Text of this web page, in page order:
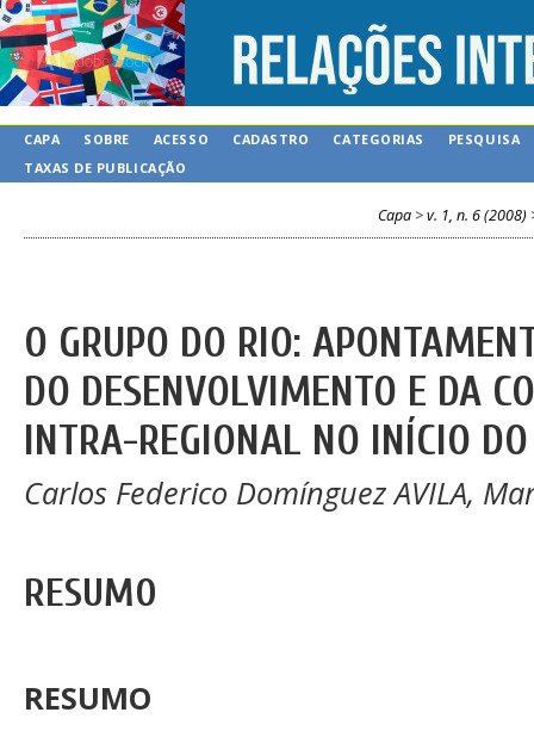
CAPA SOBRE ACESSO CADASTRO CATEGORIAS
PESQUISA
TAXAS DE PUBLICAÇÃO
Capa>v. 1, n. 6 (2008)
O GRUPO DO RIO:
DO DESENVOLVIMENTO E DA
INTRA-REGIONAL NO INÍCIO
Carlos Federico Domínguez AVILA,
RESUMO
RESUMO